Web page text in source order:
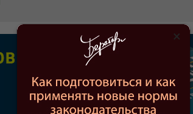
×